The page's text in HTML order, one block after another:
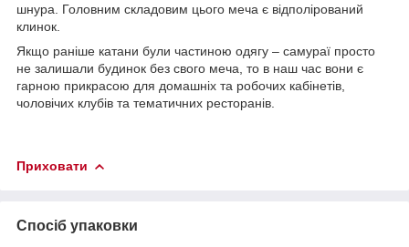
шнура. Головним складовим цього меча є відполірований
клинок.
Якщо раніше катани були частиною одягу – самураї просто
не залишали будинок без свого меча, то в наш час вони є
гарною прикрасою для домашніх та робочих кабінетів,
чоловічих клубів та тематичних ресторанів.
Приховати
Спосіб упаковки